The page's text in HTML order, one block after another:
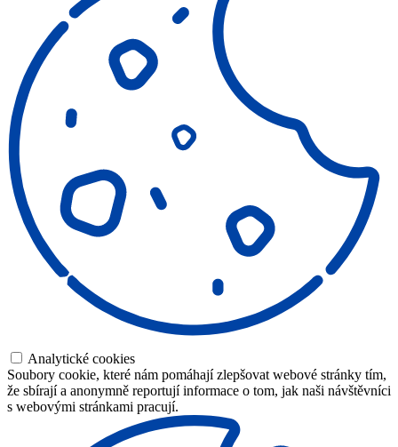
Analytické cookies
Soubory cookie, které nám pomáhají zlepšovat webové stránky tím,
že sbírají a anonymně reportují informace o tom, jak naši návštěvníci
s webovými stránkami pracují.